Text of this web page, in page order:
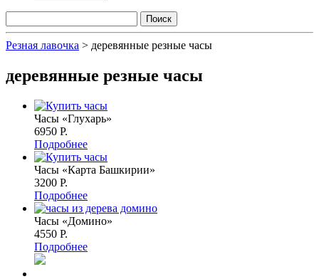
Резная лавочка > деревянные резные часы
деревянные резные часы
Часы «Глухарь»
6950 P.
Подробнее
Часы «Карта Башкирии»
3200 P.
Подробнее
Часы «Домино»
4550 P.
Подробнее